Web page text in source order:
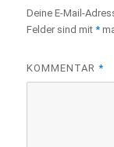
Deine E-Mail-
Felder sind mit*
KOMMENTAR*